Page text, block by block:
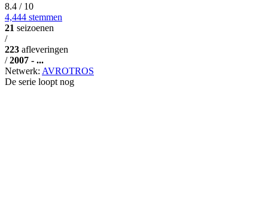
8.4 / 10
4,444 stemmen
21 seizoenen
/
223 afleveringen
/ 2007 - ...
Netwerk: AVROTROS
De serie loopt nog